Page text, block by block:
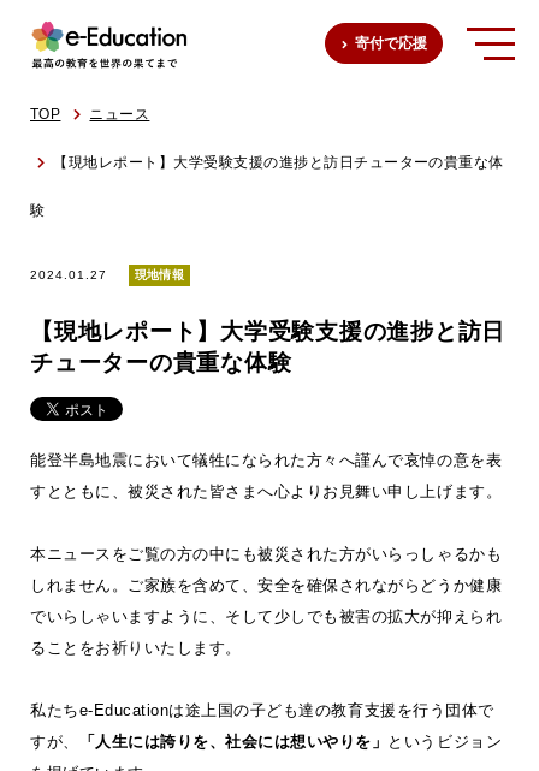
寄付で応援
TOP ニュース
【現地レポート】大学受験支援の進捗と訪日チューターの貴重な体
験
2024.01.27 現地情報
【現地レポート】大学受験支援の進捗と訪日
チューターの貴重な体験
能登半島地震において犠牲になられた方々へ謹んで哀悼の意を表
すとともに、被災された皆さまへ心よりお見舞い申し上げます。
本ニュースをご覧の方の中にも被災された方がいらっしゃるかも
しれません。ご家族を含めて、安全を確保されながらどうか健康
でいらしゃいますように、そして少しでも被害の拡大が抑えられ
ることをお祈りいたします。
私たちe-Educationは途上国の子ども達の教育支援を行う団体で
すが、
「人生には誇りを、社会には想いやりを」 というビジョン